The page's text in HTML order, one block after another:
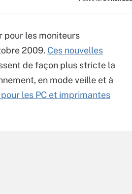
pour les moniteurs
2009. Ces nouvelles
de façon plus stricte la
en mode veille et à
les PC et imprimantes